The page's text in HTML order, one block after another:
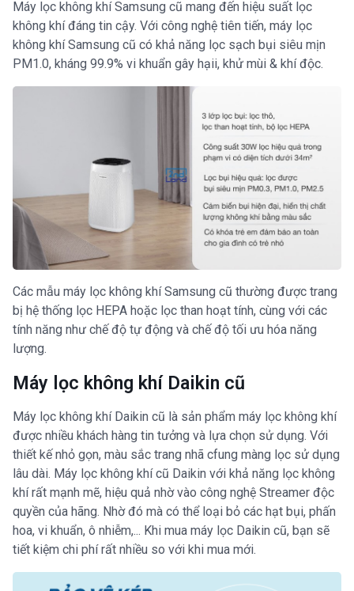
Máy lọc không khí Samsung cũ mang đến hiệu suất lọc
không khí đáng tin cậy. Với công nghệ tiên tiến, máy lọc
không khí Samsung cũ có khả năng lọc sạch bụi siêu mịn
PM1.0, kháng 99.9% vi khuẩn gây hạii, khử mùi & khí độc.
Các mẫu máy lọc không khí Samsung cũ thường được trang
bị hệ thống lọc HEPA hoặc lọc than hoạt tính, cùng với các
tính năng như chế độ tự động và chế độ tối ưu hóa năng
lượng.
Máy lọc không khí Daikin cũ
Máy lọc không khí Daikin cũ là sản phẩm máy lọc không khí
được nhiều khách hàng tin tưởng và lựa chọn sử dụng. Với
thiết kế nhỏ gọn, màu sắc trang nhã cfung màng lọc sử dụng
lâu dài. Máy lọc không khí cũ Daikin với khả năng lọc không
khí rất mạnh mẽ, hiệu quả nhờ vào công nghệ Streamer độc
quyền của hãng. Nhờ đó mà có thể loại bỏ các hạt bụi, phấn
hoa, vi khuẩn, ô nhiễm,... Khi mua máy lọc Daikin cũ, bạn sẽ
tiết kiệm chi phí rất nhiều so với khi mua mới.